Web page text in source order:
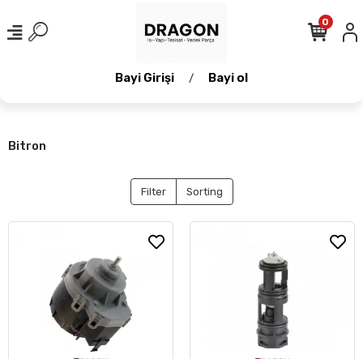
Bayi Girişi / Bayi ol
0
Bitron
Filter Sorting